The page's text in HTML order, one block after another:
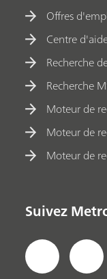
Offres
Centre
Recherche
Recherche
Moteur de
Moteur de
Moteur de
Suivez